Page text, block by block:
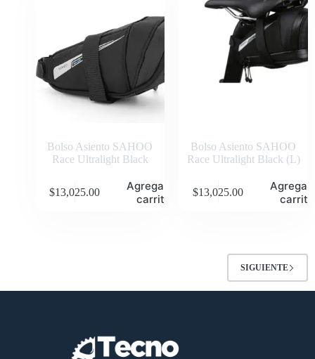
Bolso Asiento SAHOO
Race Ultralight Black
$13,025.00
Agregar al
carrito
Bolso Asiento SAHOO
Race Ultralight Black (L)
$13,025.00
Agregar
carrito
SIGUIENTE